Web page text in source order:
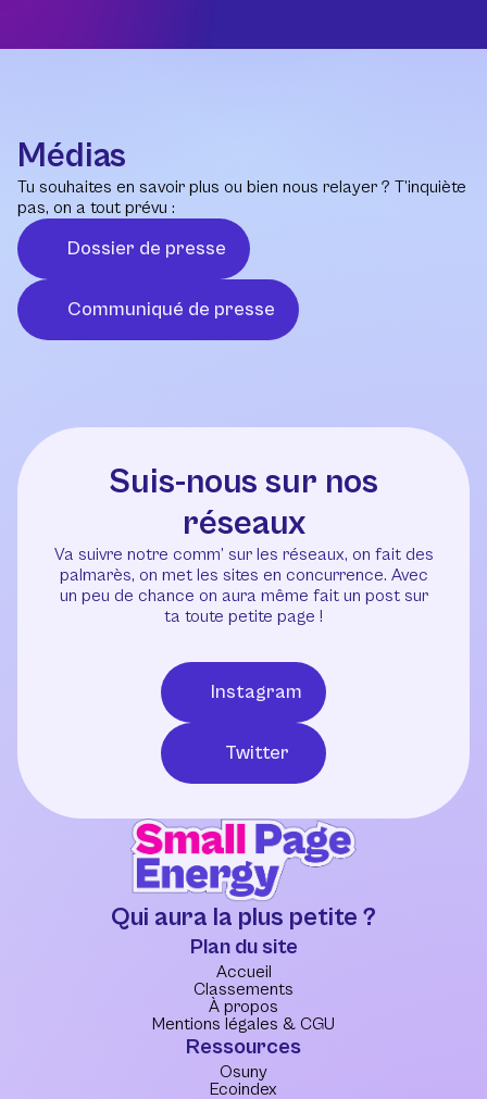
Médias
Tu souhaites en savoir plus ou bien nous relayer ? T’inquiète
pas, on a tout prévu :
Dossier de presse
Communiqué de presse
Suis-nous sur nos
réseaux
Va suivre notre comm’ sur les réseaux, on fait des
palmarès, on met les sites en concurrence. Avec
un peu de chance on aura même fait un post sur
ta toute petite page !
Instagram
Twitter
Qui aura la plus petite ?
Plan du site
Accueil
Classements
À propos
Mentions légales & CGU
Ressources
Osuny
Ecoindex